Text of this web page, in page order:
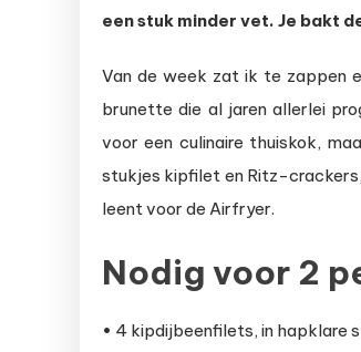
een stuk minder vet. Je bakt
Van de week zat ik te zappen
brunette die al jaren allerlei
voor een culinaire thuiskok,
stukjes kipfilet en Ritz-
leent voor de Airfryer.
Nodig voor 2
• 4 kipdijbeenfilets, in hapklare